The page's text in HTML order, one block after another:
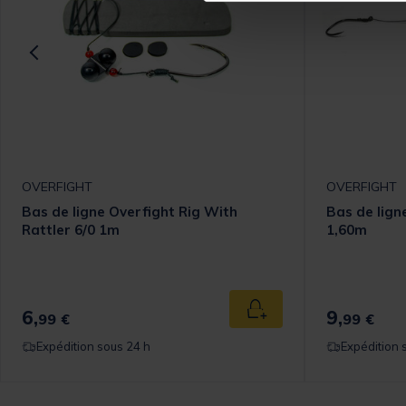
panier
OVERFIGHT
Bas de ligne Overfight Rig With
Rattler 6/0 1m
6,99 € Ajouter au panier
Expédition sous 24 h
OVERFIGHT
Bas de
1,60m
9,99 €
Expédition